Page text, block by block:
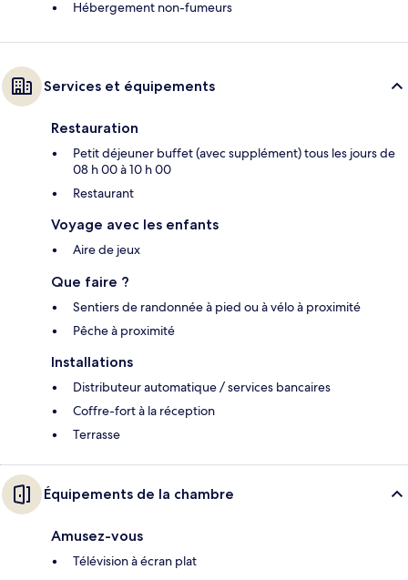
Hébergement non-fumeurs
Services et équipements
Restauration
Petit déjeuner buffet (avec supplément) tous les jours de
08 h 00 à 10 h 00
Restaurant
Voyage avec les enfants
Aire de jeux
Que faire ?
Sentiers de randonnée à pied ou à vélo à proximité
Pêche à proximité
Installations
Distributeur automatique / services bancaires
Coffre-fort à la réception
Terrasse
Équipements de la chambre
Amusez-vous
Télévision à écran plat